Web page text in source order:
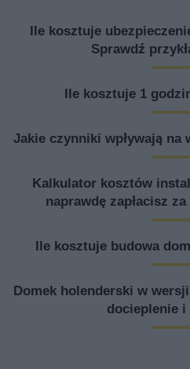
Ile kosztuje
Sprawdź
Ile kosztuje 1
Jakie czynniki wpływają na
Kalkulator kosztów
naprawdę zapłacisz
Ile kosztuje budowa
Domek holenderski w
docieplenie i